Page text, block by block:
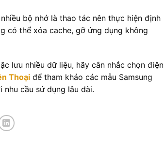
bộ nhớ là thao tác nên thực hiện định
có thể xóa cache, gỡ ứng dụng không
lưu nhiều dữ liệu, hãy cân nhắc chọn điện
Thoại để tham khảo các mẫu Samsung
cầu sử dụng lâu dài.